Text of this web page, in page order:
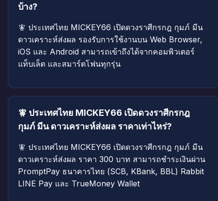
บ้าง?
🧚 ประเทศไทย MICKEY66 เปิดดวงราศีกรกฎ กุมภ์ มีน
ดาวเคราะห์ส่งผล รองรับการใช้งานบน Web Browser,
iOS และ Android สามารถเข้าถึงได้จากคอมพิวเตอร์
แท็บเล็ต และสมาร์ตโฟนทุกรุ่น
🧚 ประเทศไทย MICKEY66 เปิดดวงราศีกรกฎ
กุมภ์ มีน ดาวเคราะห์ส่งผล ราคาเท่าไหร่?
🧚 ประเทศไทย MICKEY66 เปิดดวงราศีกรกฎ กุมภ์ มีน
ดาวเคราะห์ส่งผล ราคา 300 บาท สามารถชำระเงินผ่าน
PromptPay ธนาคารไทย (SCB, KBank, BBL) Rabbit
LINE Pay และ TrueMoney Wallet